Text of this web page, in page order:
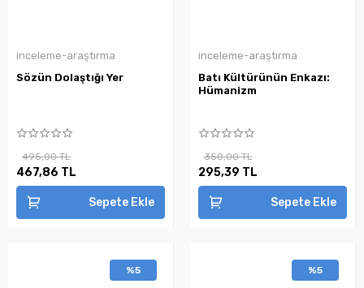
inceleme-araştırma
Sözün Dolaştığı Yer
495,00 TL
467,86 TL
Sepete Ekle
inceleme-araştırma
Batı Kültürünün Enkazı:
Hümanizm
350,00 TL
295,39 TL
Sepete Ekle
%5 %5